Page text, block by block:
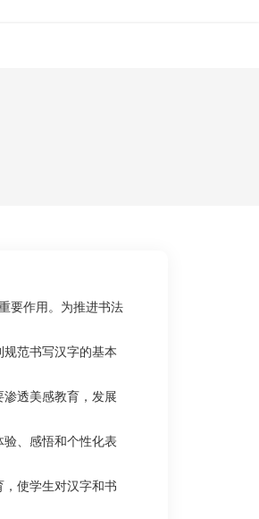
要作用。为推进书法
范书写汉字的基本
透美感教育，发展
、感悟和个性化表
使学生对汉字和书